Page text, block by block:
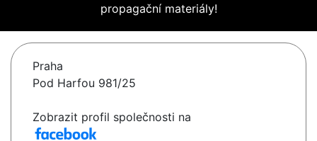
propagační materiály!
Praha
Pod Harfou 981/25
Zobrazit profil společnosti na